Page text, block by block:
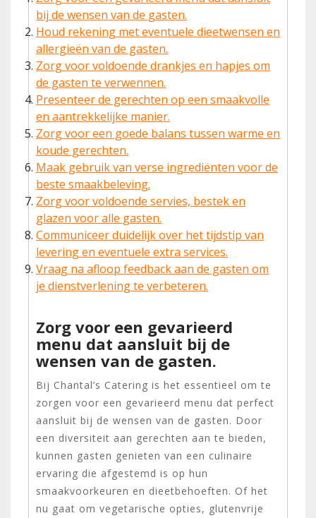
bij de wensen van de gasten.
Houd rekening met eventuele dieetwensen en
allergieën van de gasten.
Zorg voor voldoende drankjes en hapjes om
de gasten te verwennen.
Presenteer de gerechten op een smaakvolle
en aantrekkelijke manier.
Zorg voor een goede balans tussen warme en
koude gerechten.
Maak gebruik van verse ingrediënten voor de
beste smaakbeleving.
Zorg voor voldoende servies, bestek en
glazen voor alle gasten.
Communiceer duidelijk over het tijdstip van
levering en eventuele extra services.
Vraag na afloop feedback aan de gasten om
je dienstverlening te verbeteren.
Zorg voor een gevarieerd
menu dat aansluit bij de
wensen van de gasten.
Bij Chantal’s Catering is het essentieel om te
zorgen voor een gevarieerd menu dat perfect
aansluit bij de wensen van de gasten. Door
een diversiteit aan gerechten aan te bieden,
kunnen gasten genieten van een culinaire
ervaring die afgestemd is op hun
smaakvoorkeuren en dieetbehoeften. Of het
nu gaat om vegetarische opties, glutenvrije